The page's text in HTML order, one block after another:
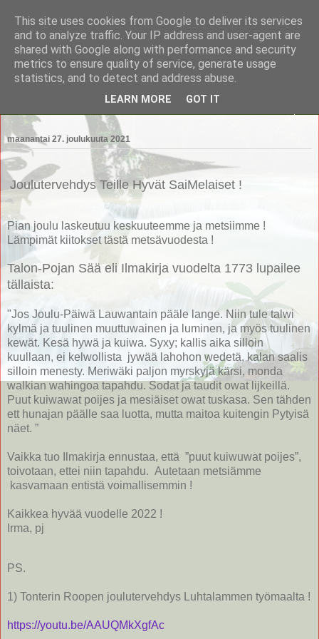
Saimaan Metsänomistajat
Saimaan Metsänomistajat
maanantai 27. joulukuuta 2021
Joulutervehdys Teille Hyvät SaiMelaiset !
Pian joulu laskeutuu keskuuteemme ja metsiimme !
Lämpimät kiitokset tästä metsävuodesta !
Talon-Pojan Sää eli Ilmakirja vuodelta 1773 lupailee
tällaista:
"Jos Joulu-Päiwä Lauwantain pääle lange. Niin tule talwi
kylmä ja tuulinen muuttuwainen ja luminen, ja myös tuulinen
kewät. Kesä hywä ja kuiwa. Syxy; kallis aika silloin
kuullaan, ei kelwollista jywää lahohon wedetä, kalan saalis
silloin menesty. Meriwäki paljon myrskyjä kärsi, monda
walkian wahingoa tapahdu. Sodat ja taudit owat lijkeillä.
Puut kuiwawat poijes ja mesiäiset owat tuskasa. Sen tähden
ett hunajan päälle saa luotta, mutta maitoa kuitengin Pytyisä
näet. ”
Vaikka tuo Ilmakirja ennustaa, että ”puut kuiwuwat poijes”,
toivotaan, ettei niin tapahdu. Autetaan metsiämme
kasvamaan entistä voimallisemmin !
Kaikkea hyvää vuodelle 2022 !
Irma, pj
PS.
1) Tonterin Roopen joulutervehdys Luhtalammen työmaalta !
https://youtu.be/AAUQMkXgfAc
This site uses cookies from Google to deliver its services
and to analyze traffic. Your IP address and user-agent are
shared with Google along with performance and security
metrics to ensure quality of service, generate usage
statistics, and to detect and address abuse.
LEARN MORE GOT IT